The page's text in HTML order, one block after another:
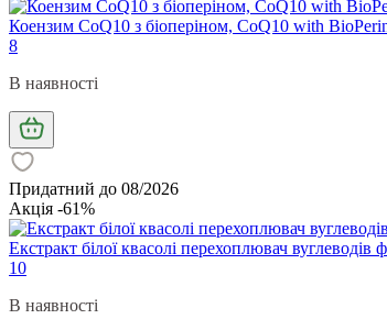
Коензим CoQ10 з біоперіном, CoQ10 with
8
В наявності
Придатний до 08/2026
Акція -61%
Екстракт білої квасолі перехоплювач
10
В наявності